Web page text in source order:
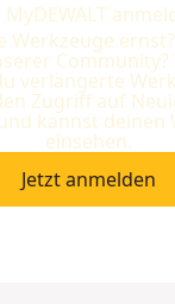
MyDEWALT
Werkzeuge
verlängerte
Zugriff auf
kannst deinen
einsehen.
Jetzt anmelden